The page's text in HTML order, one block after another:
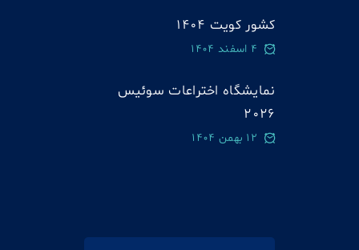
کشور کویت 1404
4 اسفند 1404
نمایشگاه اختراعات سوئيس
2026
12 بهمن 1404